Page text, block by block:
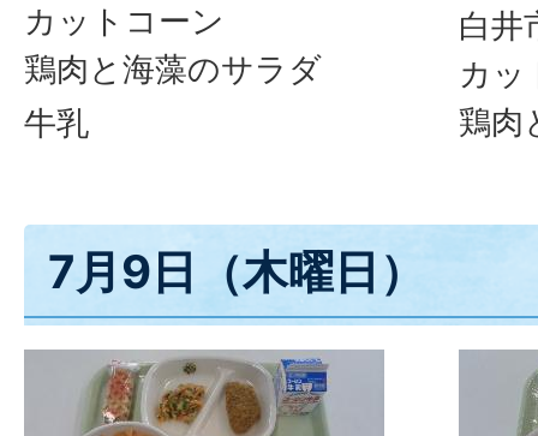
カットコーン
鶏肉と海藻のサラダ
牛乳
白井
カッ
鶏肉
7月9日（木曜日）